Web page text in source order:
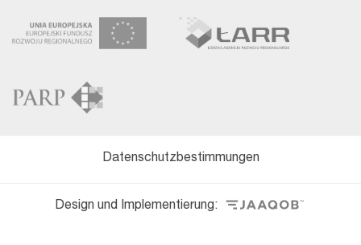
Datenschutzbestimmungen
Design und Implementierung: